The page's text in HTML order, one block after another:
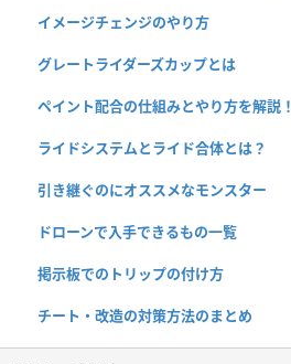
イメージチェンジのやり方
グレートライダーズカップとは
ペイント配合の仕組みとやり方を解説！
ライドシステムとライド合体とは？
引き継ぐのにオススメなモンスター
ドローンで入手できるもの一覧
掲示板でのトリップの付け方
チート・改造の対策方法のまとめ